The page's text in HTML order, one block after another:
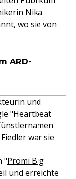
Nika
wo sie von
ARD-
und
"Heartbeat
war sie
"Promi Big
und erreichte